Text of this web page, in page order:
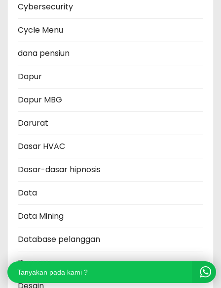
Cybersecurity
Cycle Menu
dana pensiun
Dapur
Dapur MBG
Darurat
Dasar HVAC
Dasar-dasar hipnosis
Data
Data Mining
Database pelanggan
Daycare
Tanyakan pada kami ?